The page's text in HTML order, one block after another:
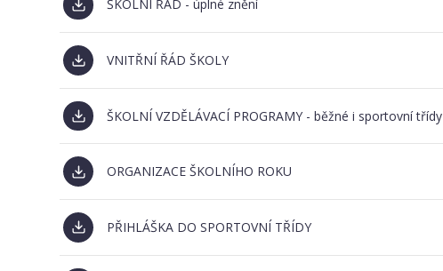
ŠKOLNÍ ŘÁD - úplné znění
VNITŘNÍ ŘÁD ŠKOLY
ŠKOLNÍ VZDĚLÁVACÍ PROGRAMY - běžné i sportovní třídy
ORGANIZACE ŠKOLNÍHO ROKU
PŘIHLÁŠKA DO SPORTOVNÍ TŘÍDY